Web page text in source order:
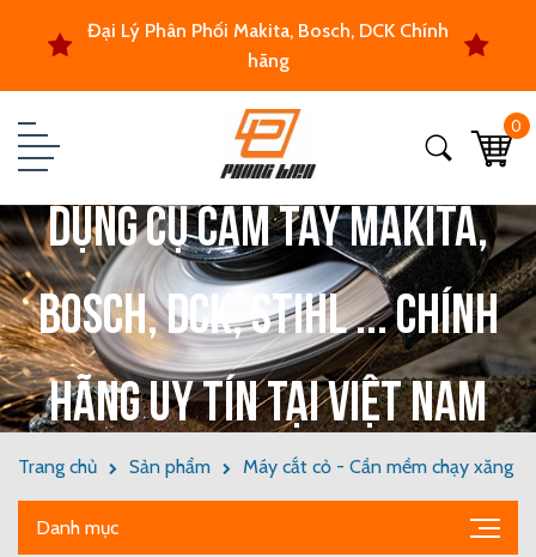
Đại Lý Phân Phối Makita, Bosch, DCK Chính
hãng
0
Dụng cụ cầm tay Makita,
Bosch, DCK, Stihl ... chính
hãng uy tín tại Việt Nam
Trang chủ Sản phẩm Máy cắt cỏ - Cần mềm chạy xăng
Danh mục